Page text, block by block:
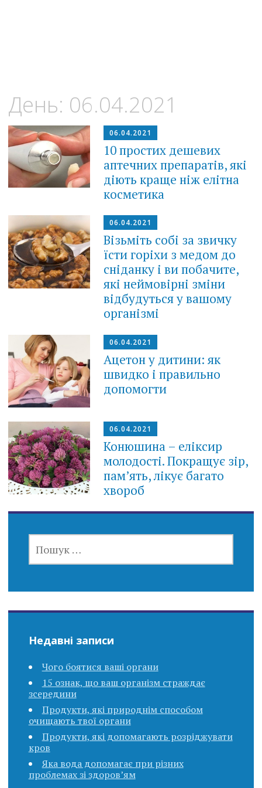
День: 06.04.2021
06.04.2021
10 простих дешевих
аптечних препаратів, які
діють краще ніж елітна
косметика
06.04.2021
Візьміть собі за звичку
їсти горіхи з медом до
сніданку і ви побачите,
які неймовірні зміни
відбудуться у вашому
організмі
06.04.2021
Ацетон у дитини: як
швидко і правильно
допомогти
06.04.2021
Конюшина – еліксир
молодості. Покращує зір,
пам’ять, лікує багато
хвороб
Недавні записи
Чого боятися ваші органи
15 ознак, що ваш організм страждає
зсередини
Продукти, які природнім способом
очищають твої органи
Продукти, які допомагають розріджувати
кров
Яка вода допомагає при різних
проблемах зі здоров’ям